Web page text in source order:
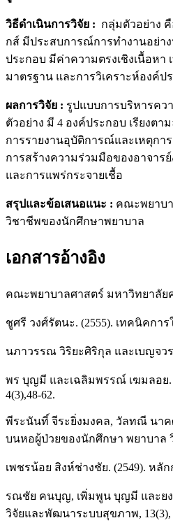
วิธีดำเนินการวิจัย : กลุ่มตัวอย่าง
กส์ มีประสบการณ์การทำงานอย่า
ประกอบ มีค่าความตรงเชิงเนื้อหา
มาตรฐาน และการวิเคราะห์องค์ป
ผลการวิจัย : รูปแบบการบริหารคว
ตัวอย่าง มี 4 องค์ประกอบ เรียงต
การรายงานอุบัติการณ์และเหตุกา
การสร้างความร่วมมือของอาจาร
และการแพร่กระจายเชื้อ
สรุปและข้อเสนอแนะ : คณะพยาบ
วิชาชีพของนักศึกษาพยาบาล
เอกสารอ้างอิง
คณะพยาบาลศาสตร์ มหาวิทยาลัย
ชูศรี วงศ์รัตนะ. (2555). เทคนิคกา
นภาวรรณ วิริยะศิริกุล และเบญจว
พร บุญมี และเฉลิมพรรณ์ เฆมลอย
4(3),48-62.
พีระนันทิ์ จีระยิ่งมงคล, วัลทณี นา
บนหอผู้ป่วยของนักศึกษา พยาบาล
เพชรน้อย สิงห์ช่างชัย. (2549). ห
รณชัย คนบุญ, เพิ่มพูน บุญมี และยง
วิจัยและพัฒนาระบบสุขภาพ, 13(3),